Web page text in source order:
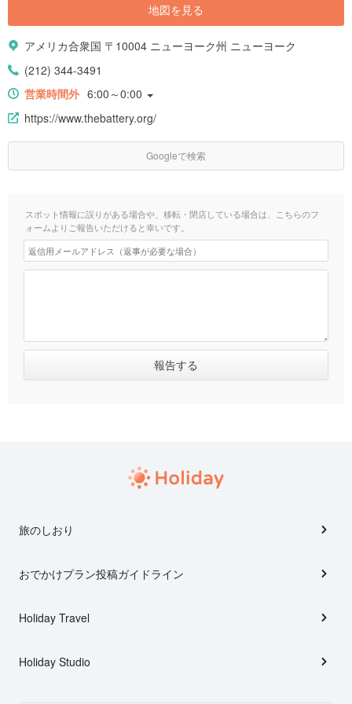
地図を見る
アメリカ合衆国 〒10004 ニューヨーク州 ニューヨーク
(212) 344-3491
営業時間外 6:00～0:00
https://www.thebattery.org/
Googleで検索
スポット情報に誤りがある場合や、移転・閉店している場合は、こちらのフ
ォームよりご報告いただけると幸いです。
旅のしおり
おでかけプラン投稿ガイドライン
Holiday Travel
Holiday Studio